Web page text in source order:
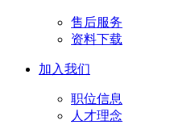
售后服务
资料下载
加入我们
职位信息
人才理念